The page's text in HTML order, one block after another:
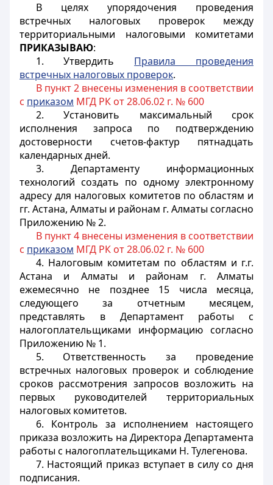
В целях упорядочения проведения
встречных налоговых проверок между
территориальными налоговыми комитетами
ПРИКАЗЫВАЮ:
1. Утвердить Правила проведения
встречных налоговых проверок.
В пункт 2 внесены изменения в соответствии
с приказом МГД РК от 28.06.02 г. № 600
2. Установить максимальный срок
исполнения запроса по подтверждению
достоверности счетов-фактур пятнадцать
календарных дней.
3. Департаменту информационных
технологий создать по одному электронному
адресу для налоговых комитетов по областям и
гг. Астана, Алматы и районам г. Алматы согласно
Приложению № 2.
В пункт 4 внесены изменения в соответствии
с приказом МГД РК от 28.06.02 г. № 600
4. Налоговым комитетам по областям и г.г.
Астана и Алматы и районам г. Алматы
ежемесячно не позднее 15 числа месяца,
следующего за отчетным месяцем,
представлять в Департамент работы с
налогоплательщиками информацию согласно
Приложению № 1.
5. Ответственность за проведение
встречных налоговых проверок и соблюдение
сроков рассмотрения запросов возложить на
первых руководителей территориальных
налоговых комитетов.
6. Контроль за исполнением настоящего
приказа возложить на Директора Департамента
работы с налогоплательщиками Н. Тулегенова.
7. Настоящий приказ вступает в силу со дня
подписания.